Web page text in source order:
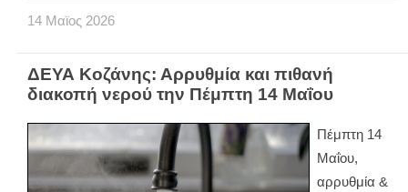
14 Μαϊος 2026
ΔΕΥΑ Κοζάνης: Αρρυθμία και πιθανή
διακοπή νερού την Πέμπτη 14 Μαΐου
Πέμπτη 14
Μαΐου,
αρρυθμία &